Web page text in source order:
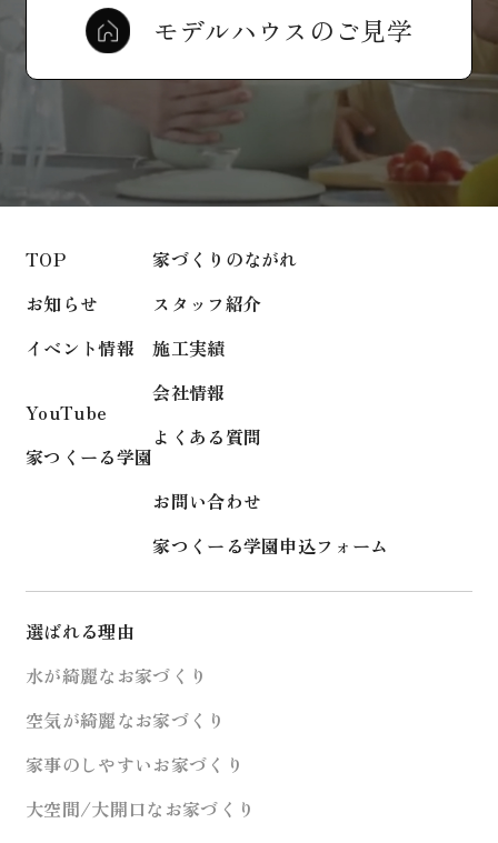
モデルハウスのご見学
TOP
お知らせ
イベント情報
YouTube
家つくーる学園
家づくりのながれ
スタッフ紹介
施工実績
会社情報
よくある質問
お問い合わせ
家つくーる学園申込フォーム
選ばれる理由
水が綺麗なお家づくり
空気が綺麗なお家づくり
家事のしやすいお家づくり
大空間/大開口なお家づくり